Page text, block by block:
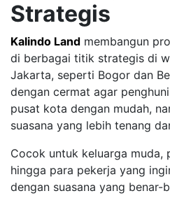
Strategis
Kalindo Land membangun
di berbagai titik strategis di
Jakarta, seperti Bogor dan
dengan cermat agar
pusat kota dengan mudah,
suasana yang lebih tenang
Cocok untuk keluarga muda,
hingga para pekerja yang
dengan suasana yang benar-